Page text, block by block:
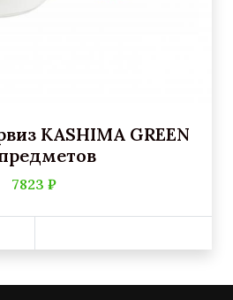
KASHIMA GREEN
7823 ₽